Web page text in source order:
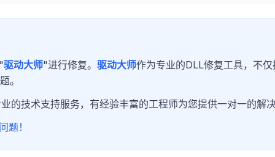
驱动大师"进行修复。 驱动大师作为专业的DLL修复工具，不仅
。
的技术支持服务，有经验丰富的工程师为您提供一对一的解决
题！